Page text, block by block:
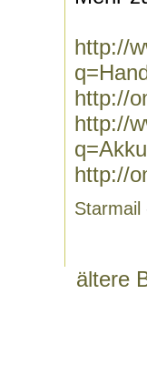
http://
http://
http://
q=Akku
http://
Starmail
ältere